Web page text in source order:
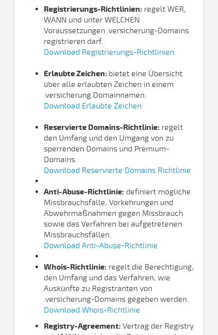
Registrierungs-Richtlinien: regelt WER,
WANN und unter WELCHEN
Voraussetzungen .versicherung-Domains
registrieren darf.
Download Registrierungs-Richtlinien
Erlaubte Zeichen: bietet eine Übersicht
über alle erlaubten Zeichen in einem
.versicherung Domainnamen.
Download Erlaubte Zeichen
Reservierte Domains-Richtlinie: regelt
den Umfang und den Umgang von zu
sperrenden Domains und Premium-
Domains.
Download Reservierte Domains Richtlinie
Anti-Abuse-Richtlinie: definiert mögliche
Missbrauchsfälle, Vorkehrungen und
Abwehrmaßnahmen gegen Missbrauch
sowie das Verfahren bei aufgetretenen
Missbrauchsfällen.
Download Anti-Abuse-Richtlinie
Whois-Richtlinie: regelt die Berechtigung,
den Umfang und das Verfahren, wie
Auskünfte zu Registranten von
.versicherung-Domains gegeben werden.
Download Whois-Richtlinie
Registry-Agreement: Vertrag der Registry